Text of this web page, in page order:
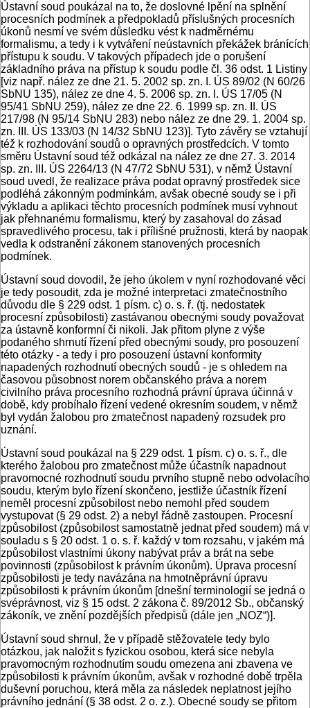
Ústavní soud poukázal na to, že doslovné lpění na splnění
procesních podmínek a předpokladů příslušných procesních
úkonů nesmí ve svém důsledku vést k nadměrnému
formalismu, a tedy i k vytváření neústavních překážek bránících
přístupu k soudu. V takových případech jde o porušení
základního práva na přístup k soudu podle čl. 36 odst. 1 Listiny
[viz např. nález ze dne 21. 5. 2002 sp. zn. I. ÚS 89/02 (N 60/26
SbNU 135), nález ze dne 4. 5. 2006 sp. zn. I. ÚS 17/05 (N
95/41 SbNU 259), nález ze dne 22. 6. 1999 sp. zn. II. ÚS
217/98 (N 95/14 SbNU 283) nebo nález ze dne 29. 1. 2004 sp.
zn. III. ÚS 133/03 (N 14/32 SbNU 123)]. Tyto závěry se vztahují
též k rozhodování soudů o opravných prostředcích. V tomto
směru Ústavní soud též odkázal na nález ze dne 27. 3. 2014
sp. zn. III. ÚS 2264/13 (N 47/72 SbNU 531), v němž Ústavní
soud uvedl, že realizace práva podat opravný prostředek sice
podléhá zákonným podmínkám, avšak obecné soudy se i při
výkladu a aplikaci těchto procesních podmínek musí vyhnout
jak přehnanému formalismu, který by zasahoval do zásad
spravedlivého procesu, tak i přílišné pružnosti, která by naopak
vedla k odstranění zákonem stanovených procesních
podmínek.
Ústavní soud dovodil, že jeho úkolem v nyní rozhodované věci
je tedy posoudit, zda je možné interpretaci zmatečnostního
důvodu dle § 229 odst. 1 písm. c) o. s. ř. (tj. nedostatek
procesní způsobilosti) zastávanou obecnými soudy považovat
za ústavně konformní či nikoli. Jak přitom plyne z výše
podaného shrnutí řízení před obecnými soudy, pro posouzení
této otázky - a tedy i pro posouzení ústavní konformity
napadených rozhodnutí obecných soudů - je s ohledem na
časovou působnost norem občanského práva a norem
civilního práva procesního rozhodná právní úprava účinná v
době, kdy probíhalo řízení vedené okresním soudem, v němž
byl vydán žalobou pro zmatečnost napadený rozsudek pro
uznání.
Ústavní soud poukázal na § 229 odst. 1 písm. c) o. s. ř., dle
kterého žalobou pro zmatečnost může účastník napadnout
pravomocné rozhodnutí soudu prvního stupně nebo odvolacího
soudu, kterým bylo řízení skončeno, jestliže účastník řízení
neměl procesní způsobilost nebo nemohl před soudem
vystupovat (§ 29 odst. 2) a nebyl řádně zastoupen. Procesní
způsobilost (způsobilost samostatně jednat před soudem) má v
souladu s § 20 odst. 1 o. s. ř. každý v tom rozsahu, v jakém má
způsobilost vlastními úkony nabývat práv a brát na sebe
povinnosti (způsobilost k právním úkonům). Úprava procesní
způsobilosti je tedy navázána na hmotněprávní úpravu
způsobilosti k právním úkonům [dnešní terminologií se jedná o
svéprávnost, viz § 15 odst. 2 zákona č. 89/2012 Sb., občanský
zákoník, ve znění pozdějších předpisů (dále jen „NOZ“)].
Ústavní soud shrnul, že v případě stěžovatele tedy bylo
otázkou, jak naložit s fyzickou osobou, která sice nebyla
pravomocným rozhodnutím soudu omezena ani zbavena ve
způsobilosti k právním úkonům, avšak v rozhodné době trpěla
duševní poruchou, která měla za následek neplatnost jejího
právního jednání (§ 38 odst. 2 o. z.). Obecné soudy se přitom